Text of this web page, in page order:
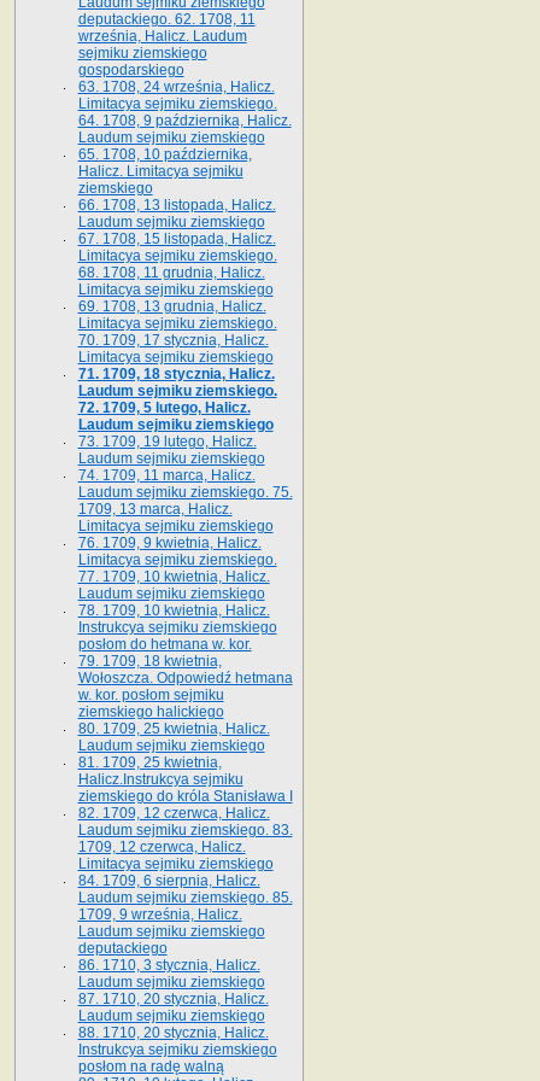
deputackiego. 62. 1708, 11
września, Halicz. Laudum
sejmiku ziemskiego
gospodarskiego
63. 1708, 24 września, Halicz.
Limitacya sejmiku ziemskiego.
64. 1708, 9 października, Halicz.
Laudum sejmiku ziemskiego
65­. 1708, 10 października,
Halicz. Limitacya sejmiku
ziemskiego
66. 1708, 13 listopada, Halicz.
Laudum sejmiku ziemskiego
67. 1708, 15 listopada, Halicz.
Limitacya sejmiku ziemskiego.
68. 1708, 11 grudnia, Halicz.
Limitacya sejmiku ziemskiego
69. 1708, 13 grudnia, Halicz.
Limitacya sejmiku ziemskiego.
70. 1709, 17 stycznia, Halicz.
Limitacya sejmiku ziemskiego
71. 1709, 18 stycznia, Halicz.
Laudum sejmiku ziemskiego.
72. 1709, 5 lutego, Halicz.
Laudum sejmiku ziemskiego
73. 1709, 19 lutego, Halicz.
Laudum sejmiku ziemskiego
74. 1709, 11 marca, Halicz.
Laudum sejmiku ziemskiego. 75.
1709, 13 marca, Halicz.
Limitacya sejmiku ziemskiego
76. 1709, 9 kwietnia, Halicz.
Limitacya sejmiku ziemskiego.
77. 1709, 10 kwietnia, Halicz.
Laudum sejmiku ziemskiego
78. 1709, 10 kwietnia, Halicz.
Instrukcya sejmiku ziemskiego
posłom do hetmana w. kor.
79. 1709, 18 kwietnia,
Wołoszcza. Odpowiedź hetmana
w. kor. posłom sejmiku
ziemskiego halickiego
80. 1709, 25 kwietnia, Halicz.
Laudum sejmiku ziemskiego
81. 1709, 25 kwietnia,
Halicz.Instrukcya sejmiku
ziemskiego do króla Stanisława I
82. 1709, 12 czerwca, Halicz.
Laudum sejmiku ziemskiego. 83.
1709, 12 czerwca, Halicz.
Limitacya sejmiku ziemskiego
84. 1709, 6 sierpnia, Halicz.
Laudum sejmiku ziemskiego. 85.
1709, 9 września, Halicz.
Laudum sejmiku ziemskiego
deputackiego
86. 1710, 3 stycznia, Halicz.
Laudum sejmiku ziemskiego
87. 1710, 20 stycznia, Halicz.
Laudum sejmiku ziemskiego
88. 1710, 20 stycznia, Halicz.
Instrukcya sejmiku ziemskiego
posłom na radę walną